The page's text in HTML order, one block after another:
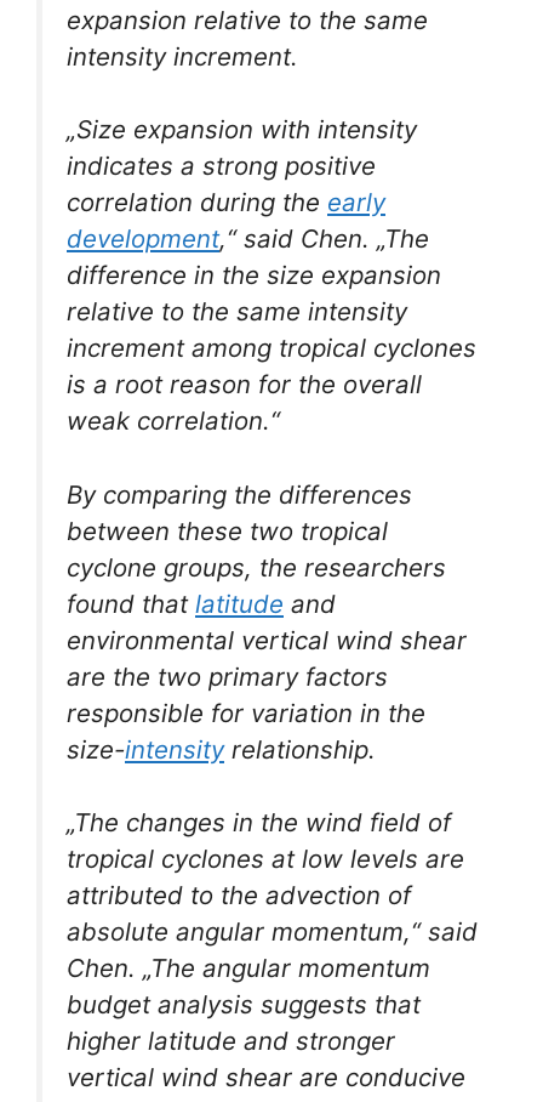
expansion relative to the same
intensity increment.
„Size expansion with intensity
indicates a strong positive
correlation during the early
development,“ said Chen. „The
difference in the size expansion
relative to the same intensity
increment among tropical cyclones
is a root reason for the overall
weak correlation.“
By comparing the differences
between these two tropical
cyclone groups, the researchers
found that latitude and
environmental vertical wind shear
are the two primary factors
responsible for variation in the
size-intensityrelationship.
„The changes in the wind field of
tropical cyclones at low levels are
attributed to the advection of
absolute angular momentum,“ said
Chen. „The angular momentum
budget analysis suggests that
higher latitude and stronger
vertical wind shear are conducive